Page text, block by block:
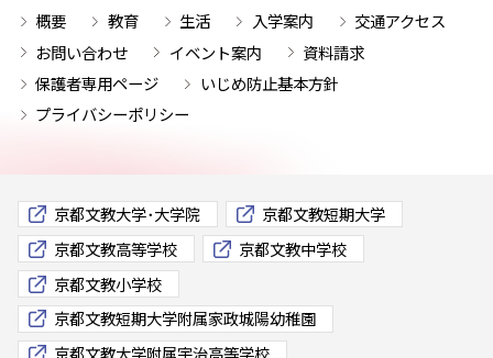
概要 教育 生活 入学案内
交通アクセス
お問い合わせ
イベント案内
資料請求
保護者専用ページ
いじめ防止基本方針
プライバシーポリシー
京都文教大学･大学院
京都文教短期大学
京都文教高等学校
京都文教中学校
京都文教小学校
京都文教短期大学附属家政城陽幼稚園
京都文教大学附属宇治高等学校